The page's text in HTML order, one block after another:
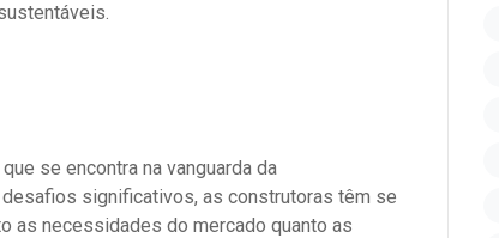
se encontra na vanguarda da
significativos, as construtoras têm se
as necessidades do mercado quanto as